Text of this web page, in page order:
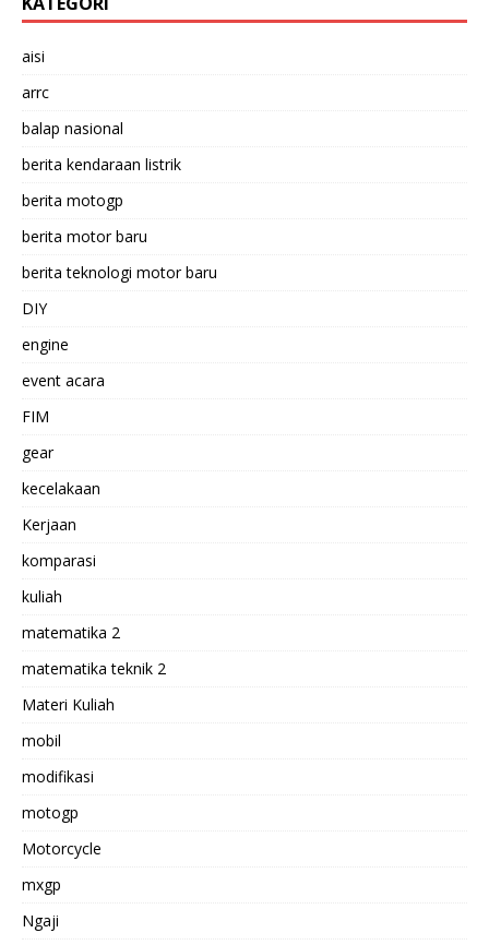
aisi
arrc
balap nasional
berita kendaraan listrik
berita motogp
berita motor baru
berita teknologi motor baru
DIY
engine
event acara
FIM
gear
kecelakaan
Kerjaan
komparasi
kuliah
matematika 2
matematika teknik 2
Materi Kuliah
mobil
modifikasi
motogp
Motorcycle
mxgp
Ngaji